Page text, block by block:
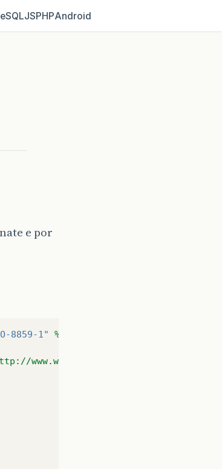
SQLJSPHPAndroid
e por
8859-1" %>
www.w3.org/TR/xhtml1/DTD/